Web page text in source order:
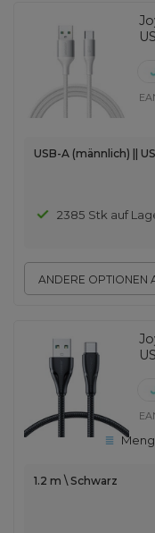
ANDERE OPTIONEN
USB-A (männlich) ||
2385 Stk auf
1.2 m \ Schwarz